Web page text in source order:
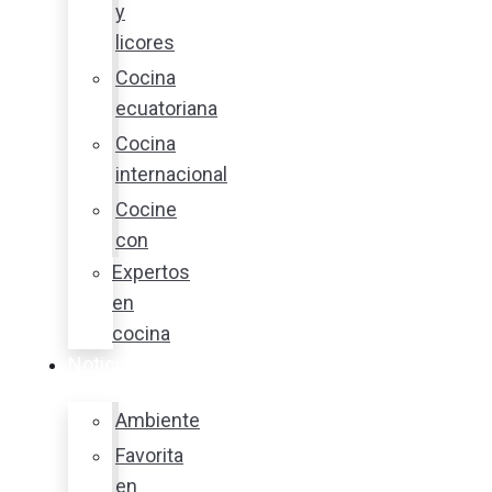
y
licores
Cocina
ecuatoriana
Cocina
internacional
Cocine
con
Expertos
en
cocina
Ambiente
Favorita
en